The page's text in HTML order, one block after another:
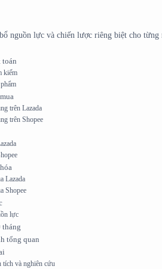
nguồn lực và chiến lược riêng biệt cho từng
toán
kiếm
trên Lazada
trên Shopee
Lazada
Shopee
lực
tổng quan
tích và nghiên cứu